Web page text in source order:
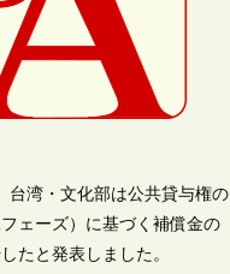
台湾・文化部は公共貸与権の
ェーズ）に基づく補償金の
たと発表しました。